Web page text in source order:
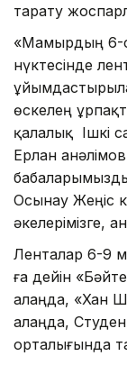
тарату
«Мамырдың 6-
нүктесінде
өскелең
қалалық Ішкі
Ерлан
Осынау Жеңіс
әкелерімізге,
Ленталар 6-9
ға дейін
алаңда, «Хан
алаңда,
орталығында